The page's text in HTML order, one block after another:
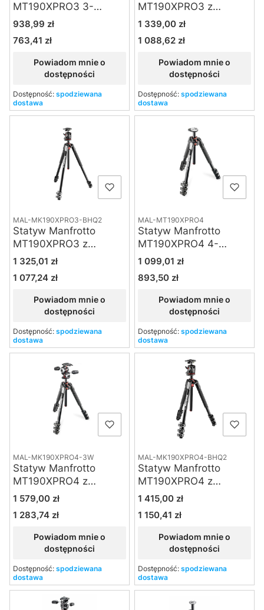
MT190XPRO3 3-
sekcyjny, kolumna
wychylana na bok
Cena
938,99 zł
Cena
763,41 zł
Powiadom mnie o
dostępności
Dostępność: spodziewana
dostawa
MT190XPRO3 z
głowicą MHXPRO-3W
Cena
1 339,00 zł
Cena
1 088,62 zł
Powiadom mnie o
dostępności
Dostępność: spodziewana
dostawa
MAL-MK190XPRO3-BHQ2
Statyw Manfrotto
MT190XPRO3 z
głowicą MHXPRO-
BHQ2
Cena
1 325,01 zł
Cena
1 077,24 zł
Powiadom mnie o
dostępności
Dostępność: spodziewana
dostawa
MAL-MT190XPRO4
Statyw Manfrotto
MT190XPRO4 4-
sekcyjny, kolumna
wychylana na bok
Cena
1 099,01 zł
Cena
893,50 zł
Powiadom mnie o
dostępności
Dostępność: spodziewana
dostawa
MAL-MK190XPRO4-3W
Statyw Manfrotto
MT190XPRO4 z
głowicą MHXPRO-3W
Cena
1 579,00 zł
Cena
1 283,74 zł
Powiadom mnie o
dostępności
Dostępność: spodziewana
dostawa
MAL-MK190XPRO4-BHQ2
Statyw Manfrotto
MT190XPRO4 z
głowicą MHXPRO-
BHQ2
Cena
1 415,00 zł
Cena
1 150,41 zł
Powiadom mnie o
dostępności
Dostępność: spodziewana
dostawa